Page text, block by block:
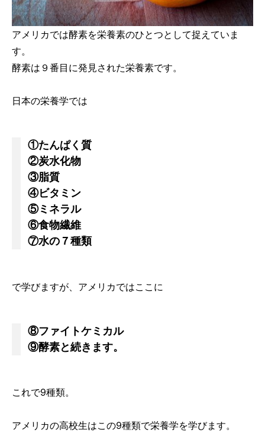
アメリカでは酵素を栄養素のひとつとして捉えていま
す。
酵素は９番目に発見された栄養素です。
日本の栄養学では
①たんぱく質
②炭水化物
③脂質
④ビタミン
⑤ミネラル
⑥食物繊維
⑦水の７種類
で学びますが、アメリカではここに
⑧ファイトケミカル
⑨酵素と続きます。
これで9種類。
アメリカの高校生はこの9種類で栄養学を学びます。